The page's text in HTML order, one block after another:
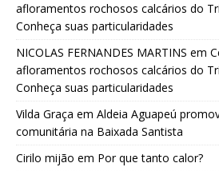
afloramentos rochosos calcários do
Conheça suas particularidades
NICOLAS FERNANDES MARTINS em
afloramentos rochosos calcários do
Conheça suas particularidades
Vilda Graça em Aldeia Aguapeú
comunitária na Baixada Santista
Cirilo mijão em Por que tanto calor?